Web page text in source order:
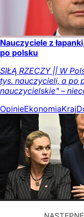
Nauczyciele z
po polsku
SIŁĄ RZECZY || W
tys. nauczycieli, a po
nauczycielskie" –
OpinieEkonomiaKraj